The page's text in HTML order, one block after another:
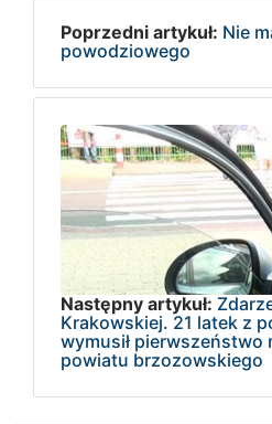
Poprzedni artykuł: Nie
powodziowego
Następny artykuł:
Krakowskiej. 21 latek z
wymusił pierwszeństwo
powiatu brzozowskiego